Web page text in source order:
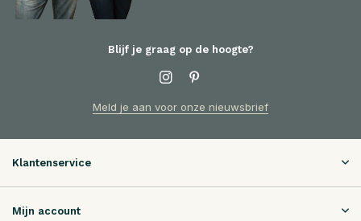
Blijf je graag op de hoogte?
Meld je aan voor onze nieuwsbrief
Klantenservice
Mijn account